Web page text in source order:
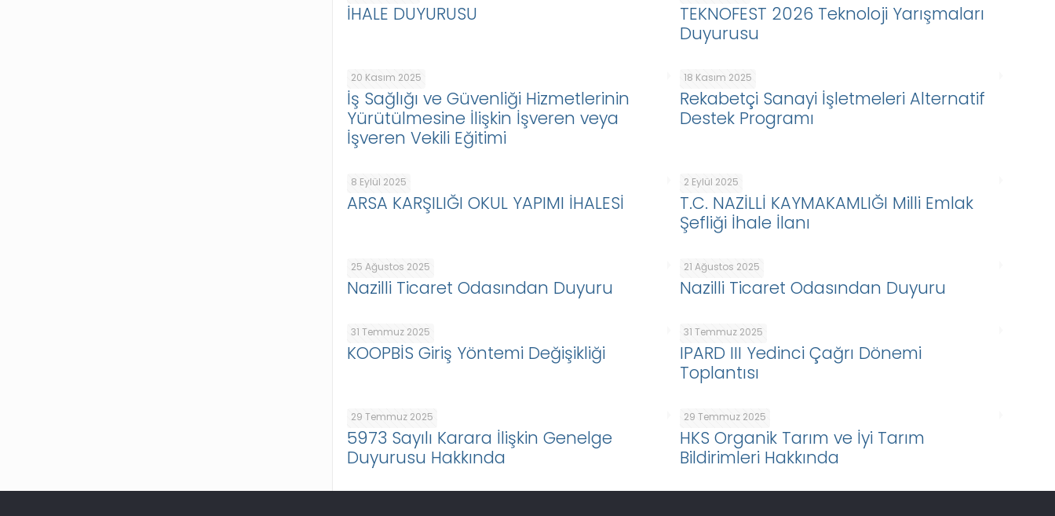
İHALE DUYURUSU
TEKNOFEST 2026 Teknoloji Yarışmaları
Duyurusu
20 Kasım 2025
İş Sağlığı ve Güvenliği Hizmetlerinin
Yürütülmesine İlişkin İşveren veya
İşveren Vekili Eğitimi
18 Kasım 2025
Rekabetçi Sanayi İşletmeleri Alternatif
Destek Programı
8 Eylül 2025
ARSA KARŞILIĞI OKUL YAPIMI İHALESİ
2 Eylül 2025
T.C. NAZİLLİ KAYMAKAMLIĞI Milli Emlak
Şefliği İhale İlanı
25 Ağustos 2025
Nazilli Ticaret Odasından Duyuru
21 Ağustos 2025
Nazilli Ticaret Odasından Duyuru
31 Temmuz 2025
KOOPBİS Giriş Yöntemi Değişikliği
31 Temmuz 2025
IPARD III Yedinci Çağrı Dönemi
Toplantısı
29 Temmuz 2025
5973 Sayılı Karara İlişkin Genelge
Duyurusu Hakkında
29 Temmuz 2025
HKS Organik Tarım ve İyi Tarım
Bildirimleri Hakkında